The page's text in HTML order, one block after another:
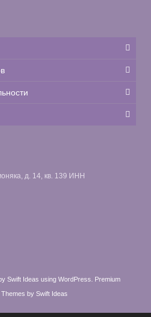
д. 14, кв. 139 ИНН
Swift Ideas using WordPress
Premium
by Swift Ideas